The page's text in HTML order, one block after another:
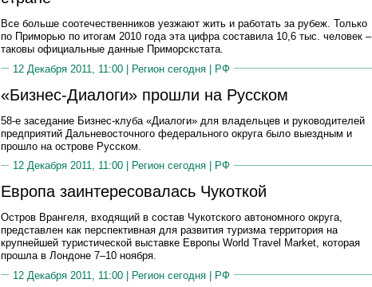
Все больше соотечественников уезжают жить и работать за рубеж. Только
по Приморью по итогам 2010 года эта цифра составила 10,6 тыс. человек –
таковы официальные данные Приморскстата.
12 Декабря 2011, 11:00 | Регион сегодня | РФ
«Бизнес-Диалоги» прошли на Русском
58-е заседание Бизнес-клуба «Диалоги» для владельцев и руководителей
предприятий Дальневосточного федерального округа было выездным и
прошло на острове Русском.
12 Декабря 2011, 11:00 |
Регион сегодня РФ
Европа заинтересовалась Чукоткой
Остров Врангеля, входящий в состав Чукотского автономного округа,
представлен как перспективная для развития туризма территория на
крупнейшей туристической выставке Европы World Travel Market, которая
прошла в Лондоне 7–10 ноября.
12 Декабря 2011, 11:00 | Регион сегодня | РФ